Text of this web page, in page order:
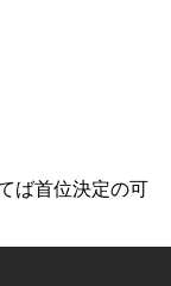
ば首位決定の可